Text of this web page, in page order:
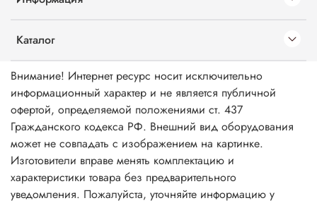
Каталог
Внимание! Интернет ресурс носит исключительно
информационный характер и не является публичной
офертой, определяемой положениями ст. 437
Гражданского кодекса РФ. Внешний вид оборудования
может не совпадать с изображением на картинке.
Изготовители вправе менять комплектацию и
характеристики товара без предварительного
уведомления. Пожалуйста, уточняйте информацию у